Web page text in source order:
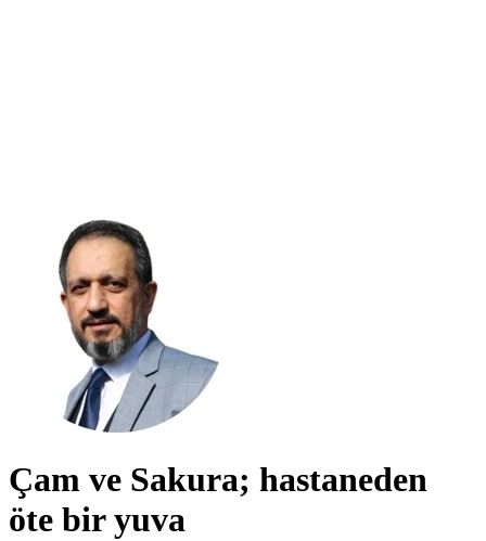
Çam ve Sakura; hastaneden
öte bir yuva